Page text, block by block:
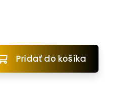
Pridať do košíka